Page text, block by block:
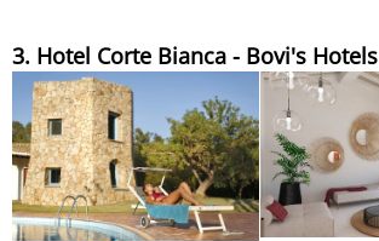
3. Hotel Corte Bianca - Bovi's Hotels